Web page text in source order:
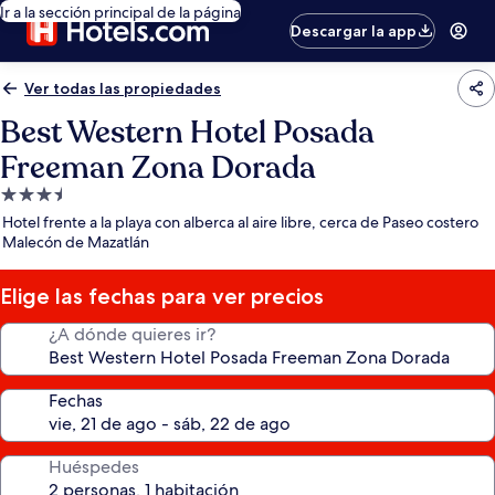
Ir a la sección principal de la página
Descargar la app
Ver todas las propiedades
Best Western Hotel Posada
Freeman Zona Dorada
Propiedad
de
3.5
estrellas
Hotel frente a la playa con alberca al aire libre, cerca de Paseo costero
Malecón de Mazatlán
Elige las fechas para ver precios
¿A dónde quieres ir?
Fechas
Huéspedes